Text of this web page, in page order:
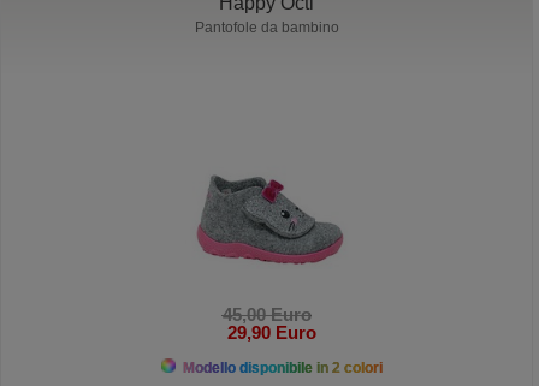
Pantofole da bambino
45,00 Euro
29,90 Euro
Modello disponibile in 2 colori